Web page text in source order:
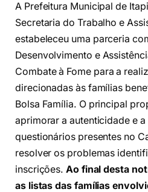
A Prefeitura Municipal de
Secretaria do Trabalho e
estabeleceu uma parceria
Desenvolvimento e
Combate à Fome para a
direcionadas às famílias
Bolsa Família. O principal
aprimorar a autenticidade e
questionários presentes no
resolver os problemas
inscrições.Ao final desta
as listas das famílias